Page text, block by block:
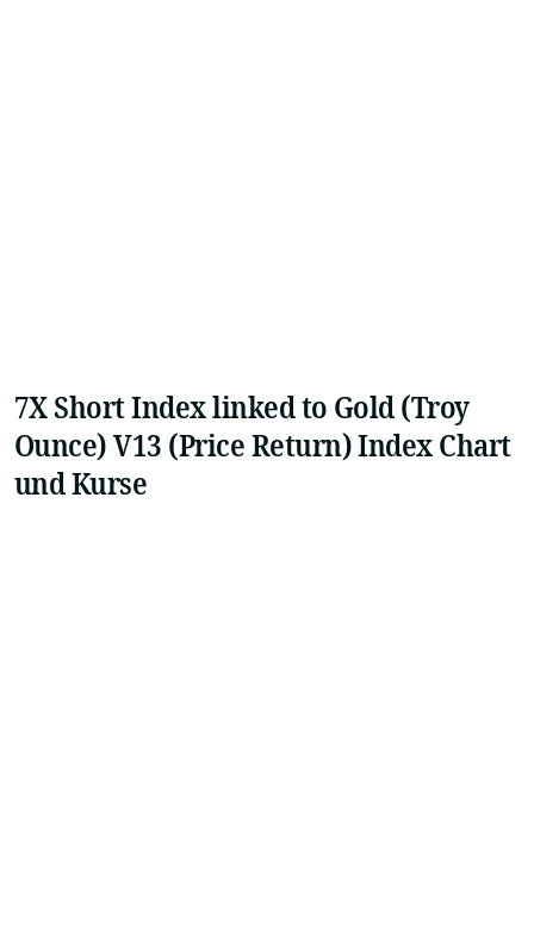
7X Short Index linked to Gold (Troy
Ounce) V13 (Price Return) Index Chart
und Kurse